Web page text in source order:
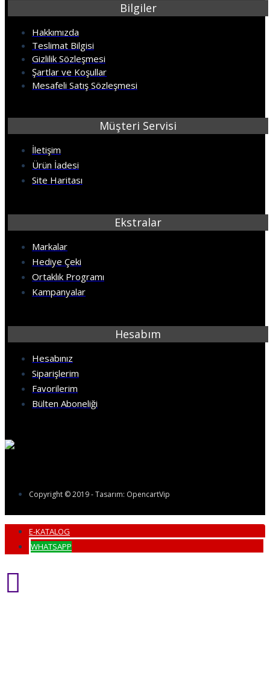
Bilgiler
Hakkımızda
Teslimat Bilgisi
Gizlilik Sözleşmesi
Şartlar ve Koşullar
Mesafeli Satış Sözleşmesi
Müşteri Servisi
İletişim
Ürün İadesi
Site Haritası
Ekstralar
Markalar
Hediye Çeki
Ortaklık Programı
Kampanyalar
Hesabım
Hesabınız
Siparişlerim
Favorilerim
Bülten Aboneliği
Copyright © 2019 - Tasarım: OpencartVip
E-KATALOG
WHATSAPP